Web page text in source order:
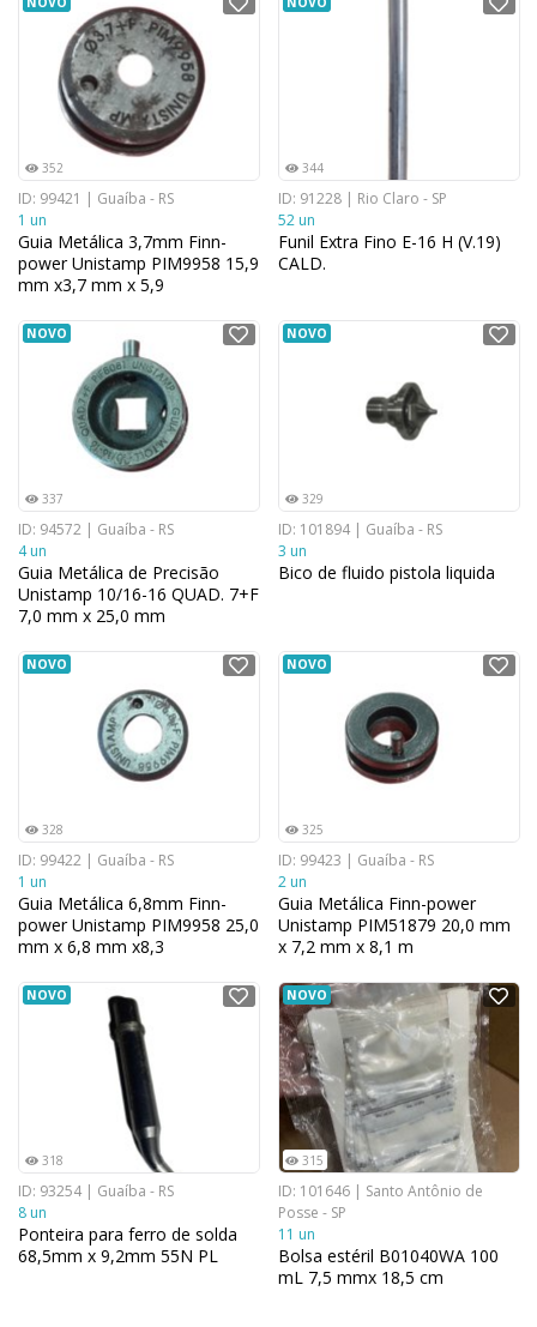
352
ID: 99421 | Guaíba - RS
1 un
Guia Metálica 3,7mm Finn-
power Unistamp PIM9958 15,9
mm x3,7 mm x 5,9
344
ID: 91228 | Rio Claro - SP
52 un
Funil Extra Fino E-16 H (V.19)
CALD.
NOVO
337
ID: 94572 | Guaíba - RS
4 un
Guia Metálica de Precisão
Unistamp 10/16-16 QUAD. 7+F
7,0 mm x 25,0 mm
NOVO
329
ID: 101894 | Guaíba - RS
3 un
Bico de fluido pistola liquida
NOVO
328
ID: 99422 | Guaíba - RS
1 un
Guia Metálica 6,8mm Finn-
power Unistamp PIM9958 25,0
mm x 6,8 mm x8,3
NOVO
325
ID: 99423 | Guaíba - RS
2 un
Guia Metálica Finn-power
Unistamp PIM51879 20,0 mm
x 7,2 mm x 8,1 m
NOVO
318
ID: 93254 | Guaíba - RS
8 un
Ponteira para ferro de solda
68,5mm x 9,2mm 55N PL
NOVO
315
ID: 101646 | Santo Antônio de
Posse - SP
11 un
Bolsa estéril B01040WA 100
mL 7,5 mmx 18,5 cm